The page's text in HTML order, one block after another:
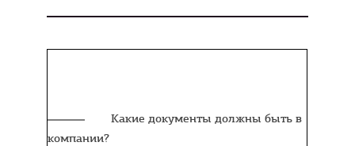
Какие документы должны быть в
компании?